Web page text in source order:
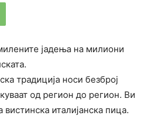
јадења на милиони
традиција носи безброј
од регион до регион. Ви
италијанска пица.